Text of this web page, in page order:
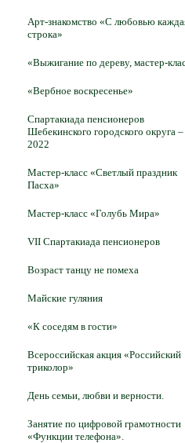
Арт-знакомство «С любовью
строка»
«Выжигание по дереву, мастер-
«Вербное воскресенье»
Спартакиада пенсионеров
Шебекинского городского округа –
2022
Мастер-класс «Светлый праздник
Пасха»
Мастер-класс «Голубь Мира»
VII Спартакиада пенсионеров
Возраст танцу не помеха
Майские гуляния
«К соседям в гости»
Всероссийская акция «Российский
триколор»
День семьи, любви и верности.
Занятие по цифровой грамотности
«Функции телефона».